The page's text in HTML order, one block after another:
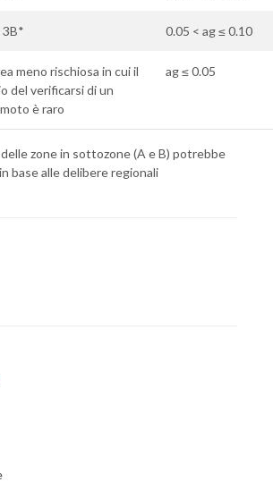
3B* 0.05 < ag ≤ 0.10
meno rischiosa in cui il
del verificarsi di un
è raro
ag ≤ 0.05
zone in sottozone (A e B) potrebbe
base alle delibere regionali